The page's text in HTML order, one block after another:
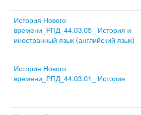
История Нового
времени_РПД_44.03.05_ История и
иностранный язык (английский язык)
История Нового
времени_РПД_44.03.01_ История